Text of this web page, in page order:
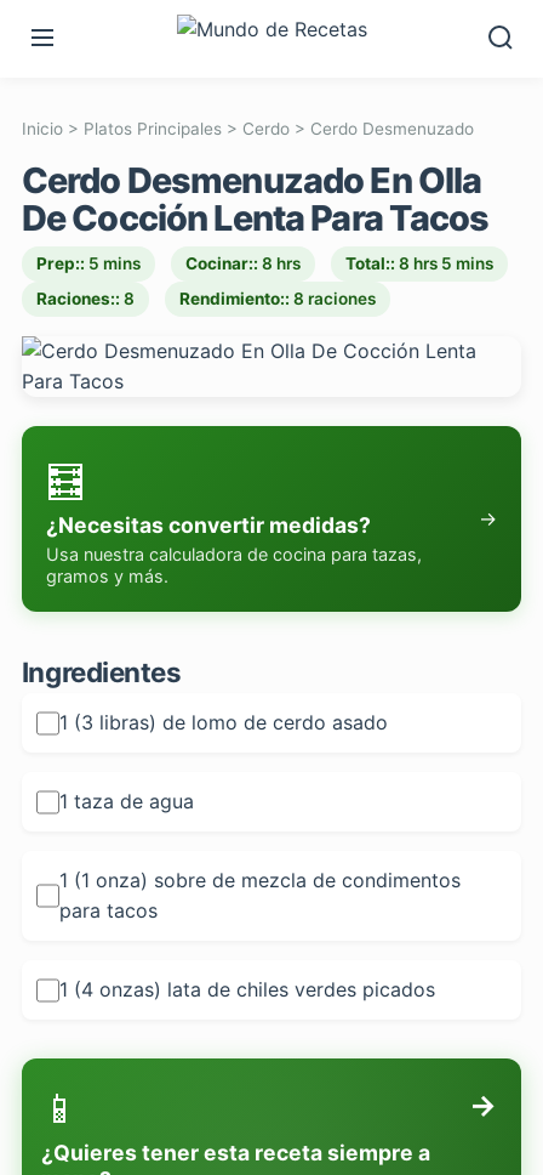
Inicio> Platos Principales> Cerdo> Cerdo Desmenuzado
Cerdo Desmenuzado En Olla
De Cocción Lenta Para Tacos
Prep:: 5 mins Cocinar:: 8 hrs Total:: 8 hrs 5 mins
Raciones:: 8 Rendimiento:: 8 raciones
🧮
¿Necesitas convertir medidas?
Usa nuestra calculadora de cocina para tazas,
gramos y más.
→
Ingredientes
1 (3 libras) de lomo de cerdo asado
1 taza de agua
1 (1 onza) sobre de mezcla de condimentos
para tacos
1 (4 onzas) lata de chiles verdes picados
📱
¿Quieres tener esta receta siempre a
→